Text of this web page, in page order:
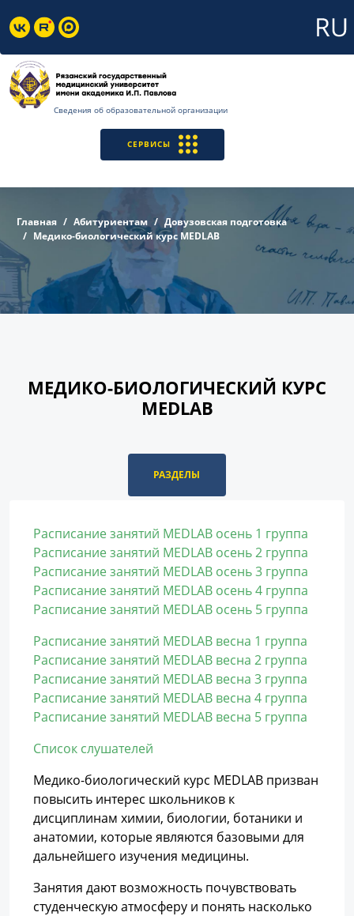
Сведения об образовательной организации
СЕРВИСЫ
Главная Абитуриентам
Довузовская подготовка
Медико-биологический курс MEDLAB
МЕДИКО-БИОЛОГИЧЕСКИЙ КУРС
MEDLAB
РАЗДЕЛЫ
Расписание занятий MEDLAB осень 1 группа
Расписание занятий MEDLAB осень 2 группа
Расписание занятий MEDLAB осень 3 группа
Расписание занятий MEDLAB осень 4 группа
Расписание занятий MEDLAB осень 5 группа
Расписание занятий MEDLAB весна 1 группа
Расписание занятий MEDLAB весна 2 группа
Расписание занятий MEDLAB весна 3 группа
Расписание занятий MEDLAB весна 4 группа
Расписание занятий MEDLAB весна 5 группа
Список слушателей
Медико-биологический курс MEDLAB призван
повысить интерес школьников к
дисциплинам химии, биологии, ботаники и
анатомии, которые являются базовыми для
дальнейшего изучения медицины.
Занятия дают возможность почувствовать
студенческую атмосферу и понять насколько